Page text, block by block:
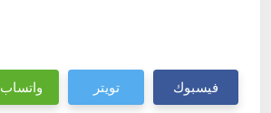
فيسبوك تويتر واتساب